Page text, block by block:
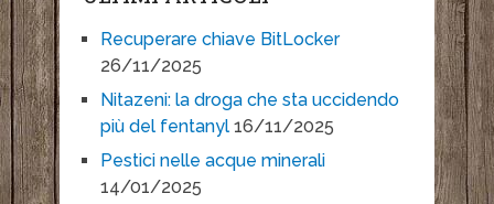
Recuperare chiave BitLocker
26/11/2025
Nitazeni: la droga che sta uccidendo
più del fentanyl 16/11/2025
Pestici nelle acque minerali
14/01/2025